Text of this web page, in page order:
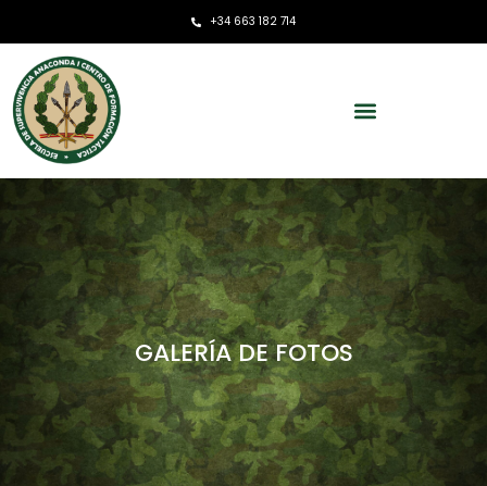
+34 663 182 714
GALERÍA DE FOTOS